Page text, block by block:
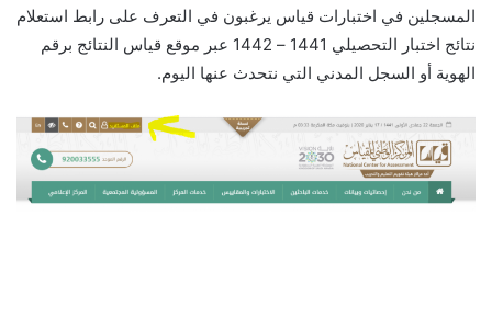
المسجلين في اختبارات قياس يرغبون في التعرف على رابط استعلام
نتائج اختبار التحصيلي 1441 – 1442 عبر موقع قياس النتائج برقم
الهوية أو السجل المدني التي نتحدث عنها اليوم.